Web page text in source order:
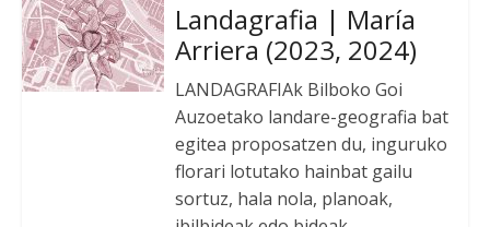
Landagrafia | María
Arriera (2023, 2024)
LANDAGRAFIAk Bilboko Goi
Auzoetako landare-geografia bat
egitea proposatzen du, inguruko
florari lotutako hainbat gailu
sortuz, hala nola, planoak,